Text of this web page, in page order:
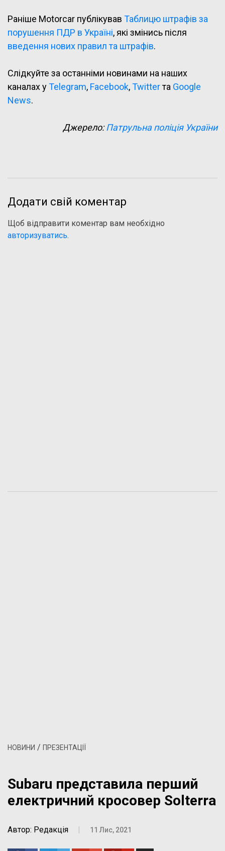
Раніше Motorcar публікував Таблицю штрафів за
порушення ПДР в Україні, які змінись після
введення нових правил та штрафів.
Слідкуйте за останніми новинами на наших
каналах уTelegram, Facebook,Twitterта Google
News.
Джерело:Патрульна поліція України
Додати свій коментар
Щоб відправити коментар вам необхідно
авторизуватись.
НОВИНИ / ПРЕЗЕНТАЦІЇ
Subaru представила перший
електричний кросовер Solterra
Автор: Редакція | 11 Лис, 2021